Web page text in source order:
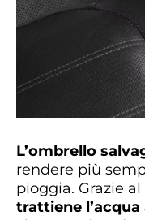
L’ombrello
rendere più
pioggia. Grazie al
trattiene